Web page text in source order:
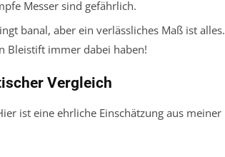
Messer sind gefährlich.
banal, aber ein verlässliches Maß ist alles.
Bleistift immer dabei haben!
Vergleich
ist eine ehrliche Einschätzung aus meiner